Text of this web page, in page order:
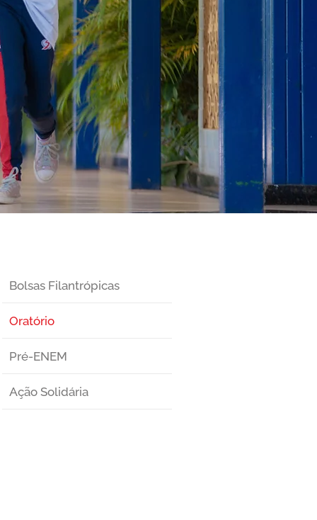
Bolsas Filantrópicas
Oratório
Pré-ENEM
Ação Solidária